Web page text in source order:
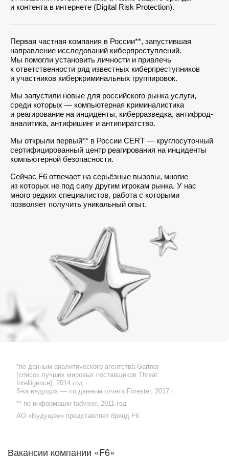
и контента в интернете (Digital Risk Protection).
Первая частная компания в России**, запустившая
направление исследований киберпреступлений.
Мы помогли установить личности и привлечь
к ответственности ряд известных киберпреступников
и участников киберкриминальных группировок.
Мы запустили новые для российского рынка услуги,
среди которых — компьютерная криминалистика
и реагирование на инциденты, киберразведка, антифрод-
аналитика, антифишинг и антипиратство.
Мы открыли первый** в России CERT — круглосуточный
сертифицированный центр реагирования на инциденты
компьютерной безопасности.
Сейчас F6 отвечает на серьёзные вызовы, многие
из которых не под силу другим игрокам рынка. У нас
много редких специалистов, работа с которыми
позволяет получить уникальный опыт.
*по данным аналитического агентства Gartner
(список лучших мировых поставщиков Threat
Intelligence), 2014 год
5-ка ведущих — по данным отчета Forester, 2017 г.
** по информации tadviser, 2011 год
АО «Будущее» представляет бренд F6
Вакансии компании «F6»